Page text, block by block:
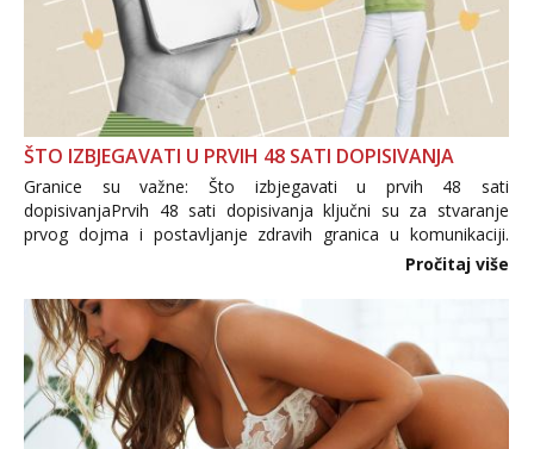
ŠTO IZBJEGAVATI U PRVIH 48 SATI DOPISIVANJA
Granice su važne: Što izbjegavati u prvih 48 sati
dopisivanjaPrvih 48 sati dopisivanja ključni su za stvaranje
prvog dojma i postavljanje zdravih granica u komunikaciji.
Važno je izbjeći prebrzo otkrivanje osobnih ili intimnih
povjerenje. Takođe...
Pročitaj više